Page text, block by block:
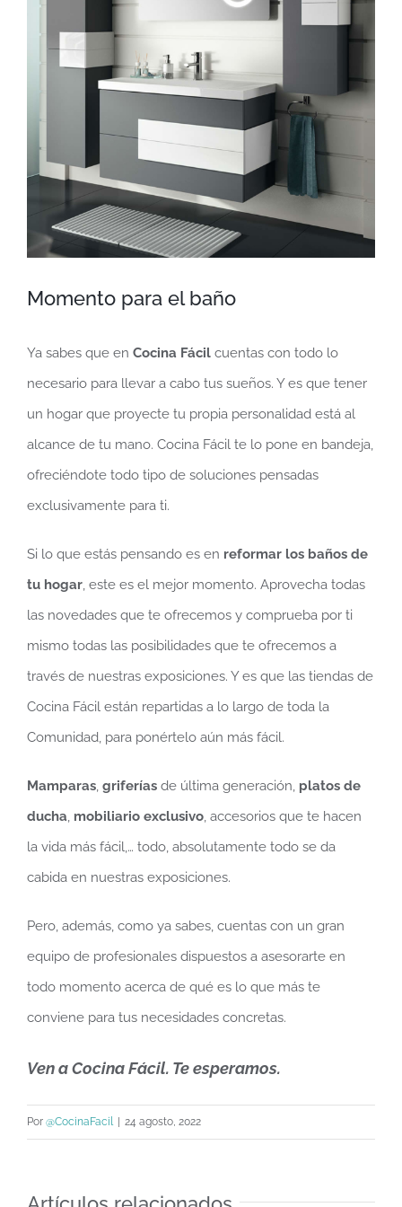
más
grande
Momento para el baño
Ya sabes que en Cocina Fácil cuentas con todo lo
necesario para llevar a cabo tus sueños. Y es que tener
un hogar que proyecte tu propia personalidad está al
alcance de tu mano. Cocina Fácil te lo pone en bandeja,
ofreciéndote todo tipo de soluciones pensadas
exclusivamente para ti.
Si lo que estás pensando es en reformar los baños de
tu hogar, este es el mejor momento. Aprovecha todas
las novedades que te ofrecemos y comprueba por ti
mismo todas las posibilidades que te ofrecemos a
través de nuestras exposiciones. Y es que las tiendas de
Cocina Fácil están repartidas a lo largo de toda la
Comunidad, para ponértelo aún más fácil.
Mamparas, griferías de última generación, platos de
ducha, mobiliario exclusivo, accesorios que te hacen
la vida más fácil,… todo, absolutamente todo se da
cabida en nuestras exposiciones.
Pero, además, como ya sabes, cuentas con un gran
equipo de profesionales dispuestos a asesorarte en
todo momento acerca de qué es lo que más te
conviene para tus necesidades concretas.
Ven a Cocina Fácil. Te esperamos.
Por @CocinaFacil 24 agosto, 2022